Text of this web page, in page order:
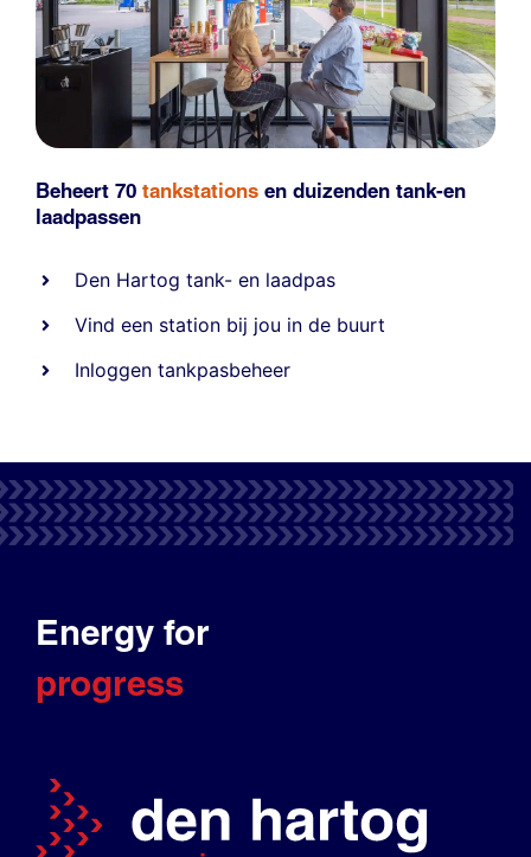
Beheert 70 tankstations en duizenden tank-en
laadpassen
Den Hartog tank- en laadpas
Vind een station bij jou in de buurt
Inloggen tankpasbeheer
Energy for
progress